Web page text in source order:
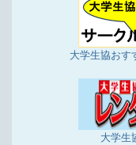
大学生協おす
大学生